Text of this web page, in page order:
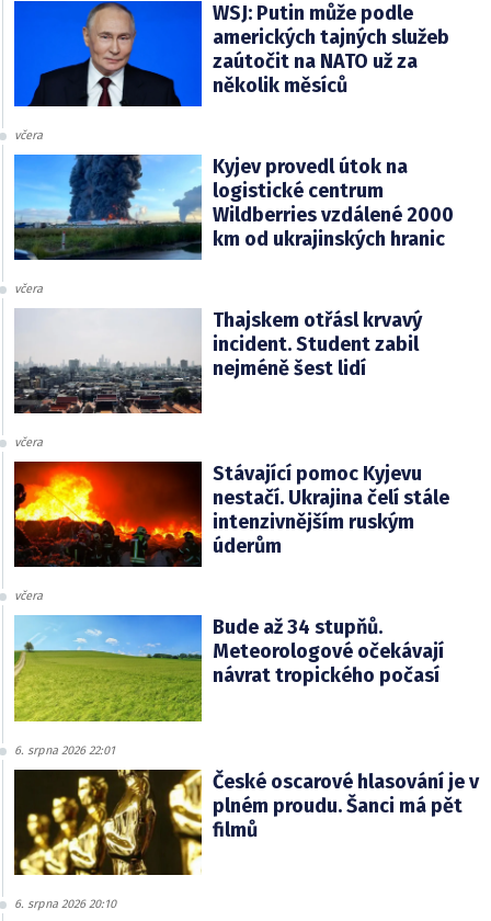
WSJ: Putin může podle
amerických tajných služeb
zaútočit na NATO už za
několik měsíců
včera
Kyjev provedl útok na
logistické centrum
Wildberries vzdálené 2000
km od ukrajinských hranic
včera
Thajskem otřásl krvavý
incident. Student zabil
nejméně šest lidí
včera
Stávající pomoc Kyjevu
nestačí. Ukrajina čelí stále
intenzivnějším ruským
úderům
včera
Bude až 34 stupňů.
Meteorologové očekávají
návrat tropického počasí
6. srpna 2026 22:01
České oscarové hlasování je v
plném proudu. Šanci má pět
filmů
6. srpna 2026 20:10